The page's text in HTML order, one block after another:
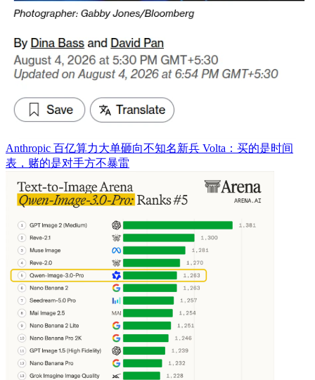
Anthropic 百亿算力大单砸向不知名新兵 Volta：买的是时间
表，赌的是对手方不暴雷